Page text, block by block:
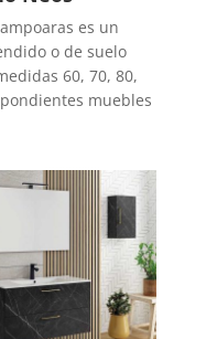
es un
o de suelo
60, 70, 80,
muebles